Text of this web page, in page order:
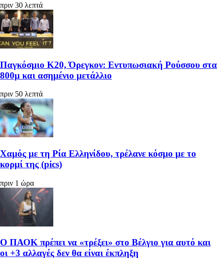
πριν 30 λεπτά
Παγκόσμιο Κ20, Όρεγκον: Εντυπωσιακή Ρούσσου στα
800μ και ασημένιο μετάλλιο
πριν 50 λεπτά
Χαμός με τη Ρία Ελληνίδου, τρέλανε κόσμο με το
κορμί της (pics)
πριν 1 ώρα
Ο ΠΑΟΚ πρέπει να «τρέξει» στο Βέλγιο για αυτό και
οι +3 αλλαγές δεν θα είναι έκπληξη